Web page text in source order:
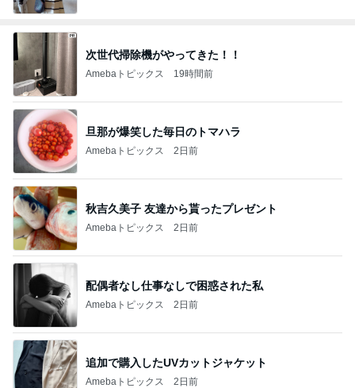
次世代掃除機がやってきた！！
Amebaトピックス 19時間前
旦那が爆笑した毎日のトマハラ
Amebaトピックス 2日前
秋吉久美子 友達から貰ったプレゼント
Amebaトピックス 2日前
配偶者なし仕事なしで困惑された私
Amebaトピックス 2日前
追加で購入したUVカットジャケット
Amebaトピックス 2日前